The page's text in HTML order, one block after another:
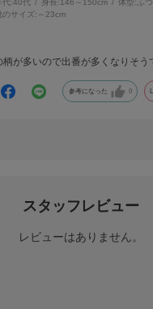
代:40代 身長:146～150cm 体型:ふつ
のサイズ: ～23cm
が多いので出番が多くなりそう
参考になった 0
スタッフレビュー
レビューはありません。